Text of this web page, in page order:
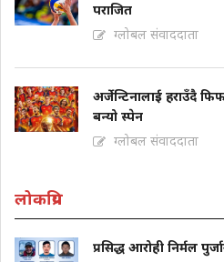
पराजित
ग्लोबल संवाददाता
अर्जेन्टिनालाई हराउँदै
बन्यो स्पेन
ग्लोबल संवाददाता
लोकप्रिय
प्रसिद्ध आरोही निर्मल